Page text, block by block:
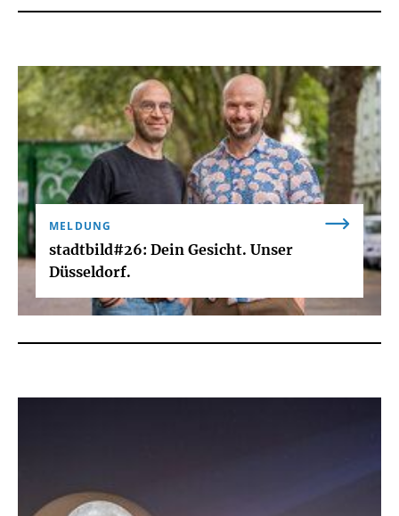
MELDUNG
stadtbild#26: Dein Gesicht. Unser
Düsseldorf.